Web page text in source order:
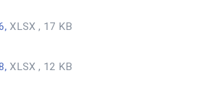
XLSX , 17 KB
XLSX , 12 KB